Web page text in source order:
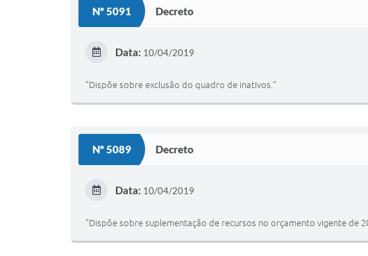
Nº 5091 Decreto
Data: 10/04/2019
"Dispõe sobre exclusão do quadro de inativos."
Nº 5089 Decreto
Data: 10/04/2019
"Dispõe sobre suplementação de recursos no orçamento vigente de